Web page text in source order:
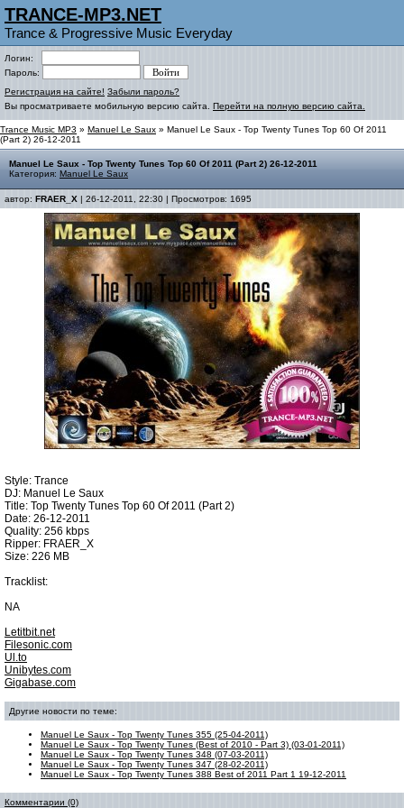
TRANCE-MP3.NET
Trance & Progressive Music Everyday
Логин:
Пароль:
Регистрация на сайте! Забыли пароль?
Вы просматриваете мобильную версию сайта. Перейти на полную версию сайта.
Trance Music MP3 » Manuel Le Saux » Manuel Le Saux - Top Twenty Tunes Top 60 Of 2011
(Part 2) 26-12-2011
Manuel Le Saux - Top Twenty Tunes Top 60 Of 2011 (Part 2) 26-12-2011
Категория: Manuel Le Saux
автор: FRAER_X | 26-12-2011, 22:30 | Просмотров: 1695
Style: Trance
DJ: Manuel Le Saux
Title: Top Twenty Tunes Top 60 Of 2011 (Part 2)
Date: 26-12-2011
Quality: 256 kbps
Ripper: FRAER_X
Size: 226 MB
Tracklist:
NA
Letitbit.net
Filesonic.com
Ul.to
Unibytes.com
Gigabase.com
Другие новости по теме:
Manuel Le Saux - Top Twenty Tunes 355 (25-04-2011)
Manuel Le Saux - Top Twenty Tunes (Best of 2010 - Part 3) (03-01-2011)
Manuel Le Saux - Top Twenty Tunes 348 (07-03-2011)
Manuel Le Saux - Top Twenty Tunes 347 (28-02-2011)
Manuel Le Saux - Top Twenty Tunes 388 Best of 2011 Part 1 19-12-2011
Комментарии (0)